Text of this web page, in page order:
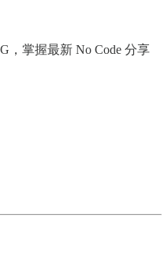
，掌握最新 No Code 分享